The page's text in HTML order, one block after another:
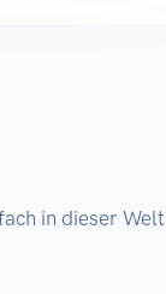
in dieser Welt